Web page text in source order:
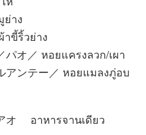
ย่าง
าขี้ริ้วย่าง
パオ／ หอยแครงลวก/เผา
アンテー／ หอยแมลงภู่อบ
オ อาหารจานเดียว